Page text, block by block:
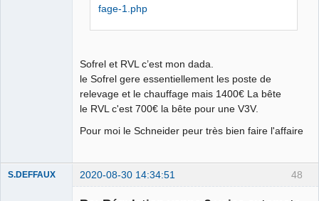
fage-1.php
Sofrel et RVL c’est mon dada.
le Sofrel gere essentiellement les poste de
relevage et le chauffage mais 1400€ La bête
le RVL c'est 700€ la bête pour une V3V.
Pour moi le Schneider peur très bien faire l'affaire
48
S.DEFFAUX 2020-08-30 14:34:51